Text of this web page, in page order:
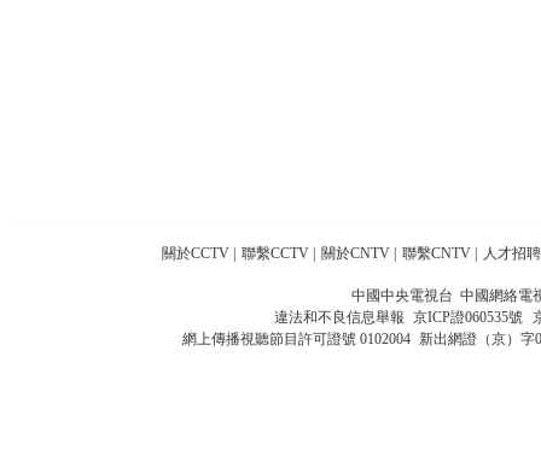
關於CCTV 聯繫CCTV 關於CNTV 聯繫CNTV 人才招聘
中國中央電視台 中國網絡電
違法和不良信息舉報 京ICP證060535號
網上傳播視聽節目許可證號 0102004 新出網證（京）